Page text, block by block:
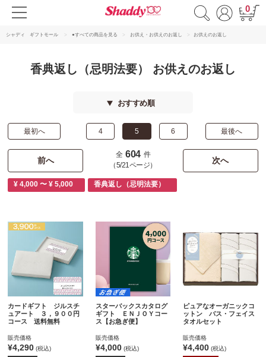
0
シャディ ギフトモール ●すべての商品を見る お供え・お供えのお返し お供えのお返し
香典返し（忌明法要） お供えのお返し
おすすめ順
最初へ 4 5 6 最後へ
前へ 次へ
全 604 件
（5/21ページ）
¥ 4,000 〜 ¥ 5,000 香典返し（忌明法要）
カードギフト ジルスチ
ュアート ３，９００円
コース 送料無料
販売価格
¥4,290 (税込)
スターバックスカタログ
ギフト ＥＮＪＯＹコー
ス【お急ぎ便】
販売価格
¥4,000(税込)
ピュアなオーガニックコ
ットン バス・フェイス
タオルセット
販売価格
¥4,400 (税込)